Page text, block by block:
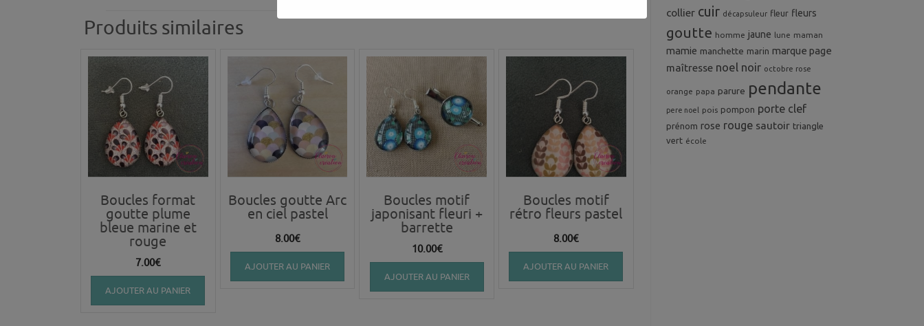
Produits similaires
Boucles format
goutte plume
bleue marine et
rouge
7.00€
AJOUTER AU PANIER
Boucles goutte Arc
en ciel pastel
8.00€
AJOUTER AU PANIER
Boucles motif
japonisant fleuri +
barrette
10.00€
AJOUTER AU PANIER
Boucles motif
rétro fleurs pastel
8.00€
AJOUTER AU PANIER
collier cuir décapsuleur fleur fleurs
goutte homme jaune lune maman
mamie manchette marin marque page
maîtresse noel noir octobre rose
orange papa parure pendante
pere noel pois pompon porte clef
prénom rose rouge sautoir triangle
vert école